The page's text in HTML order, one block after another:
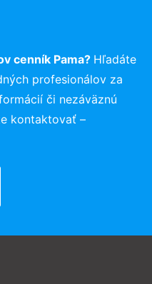
cenník Pama? Hľadáte
profesionálov za
či nezáväznú
kontaktovať –